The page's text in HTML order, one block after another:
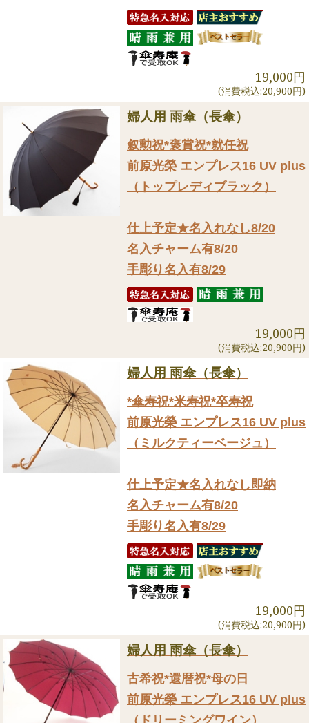
19,000円
(消費税込:20,900円)
婦人用 雨傘（長傘）
叙勲祝*褒賞祝*就任祝
前原光榮 エンプレス16 UV plus
（トップレディブラック）
仕上予定★名入れなし8/20
名入チャーム有8/20
手彫り名入有8/29
19,000円
(消費税込:20,900円)
婦人用 雨傘（長傘）
*傘寿祝*米寿祝*卒寿祝
前原光榮 エンプレス16 UV plus
（ミルクティーベージュ）
仕上予定★名入れなし即納
名入チャーム有8/20
手彫り名入有8/29
19,000円
(消費税込:20,900円)
婦人用 雨傘（長傘）
古希祝*還暦祝*母の日
前原光榮 エンプレス16 UV plus
（ドリーミングワイン）